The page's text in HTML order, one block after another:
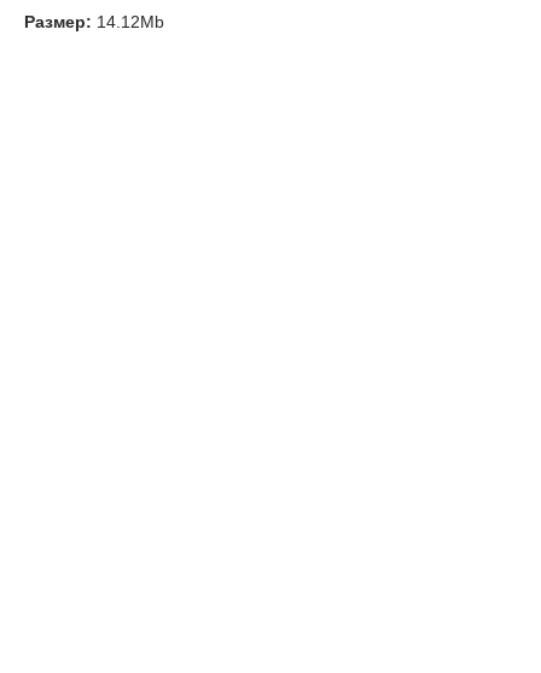
Размер: 14.12Mb